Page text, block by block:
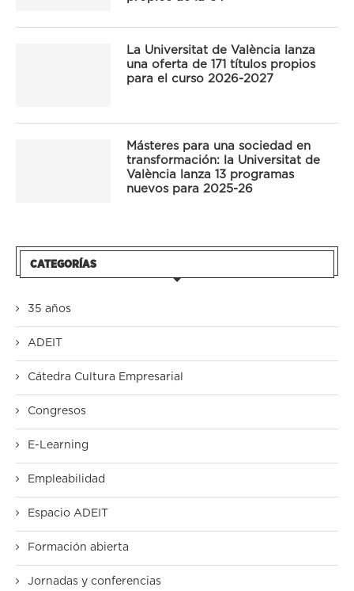
La Universitat de València lanza
una oferta de 171 títulos propios
para el curso 2026-2027
Másteres para una sociedad en
transformación: la Universitat de
València lanza 13 programas
nuevos para 2025-26
CATEGORÍAS
35 años
ADEIT
Cátedra Cultura Empresarial
Congresos
E-Learning
Empleabilidad
Espacio ADEIT
Formación abierta
Jornadas y conferencias